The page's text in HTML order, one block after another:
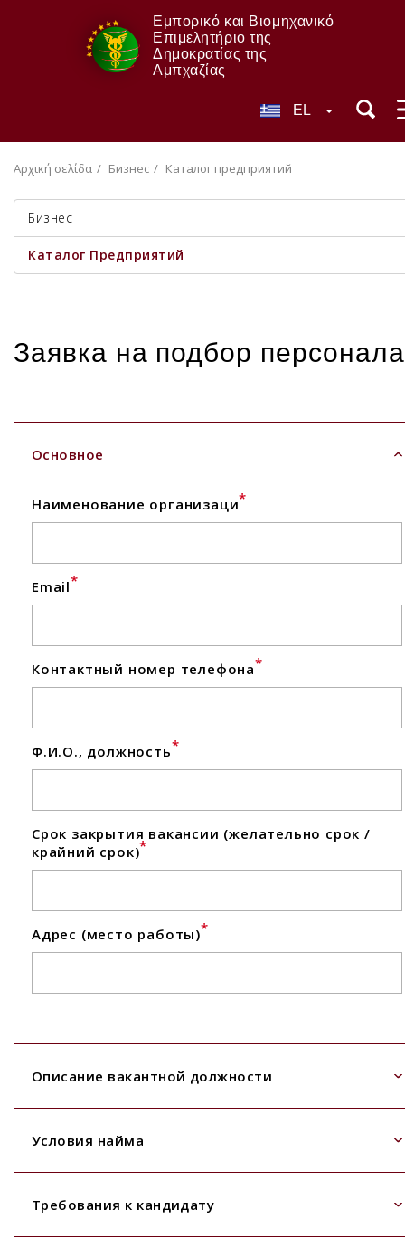
Εμπορικό και Βιομηχανικό
Επιμελητήριο της
Δημοκρατίας της
Αμπχαζίας
EL
Αρχική σελίδα Бизнес Каталог предприятий
Бизнес
Каталог Предприятий
Заявка на подбор персонала
Основное
Наименование организаци*
Email*
Контактный номер телефона*
Ф.И.О., должность*
Срок закрытия вакансии (желательно срок /
крайний срок)*
Адрес (место работы)*
Описание вакантной должности
Условия найма
Требования к кандидату